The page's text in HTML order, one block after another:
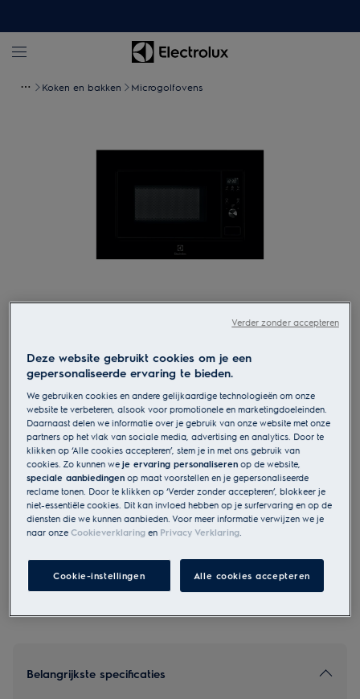
Koken en bakken Microgolfovens
LMS2203EMK
Microgolfoven Inbouw 700 W
€ 499,99
Veiligheidsinstructies en veiligheidswaarschuwingen volgens
EU-verordening 2023/988 staan vermeld in hoofdstuk 1 en 2
van de handleiding. Lees de volledige handleiding voor een
veilig gebruik van het product.
Belangrijkste specificaties
Deze website gebruikt cookies om je een
gepersonaliseerde ervaring te bieden.
We gebruiken cookies en andere gelijkaardige technologieën om onze
website te verbeteren, alsook voor promotionele en marketingdoeleinden.
Daarnaast delen we informatie over je gebruik van onze website met onze
partners op het vlak van sociale media, advertising en analytics. Door te
klikken op ‘Alle cookies accepteren’, stem je in met ons gebruik van
cookies. Zo kunnen weje ervaring personaliseren op de website,
speciale aanbiedingen op maat voorstellen en je gepersonaliseerde
reclame tonen. Door te klikken op ‘Verder zonder accepteren’, blokkeer je
niet-essentiële cookies. Dit kan invloed hebben op je surfervaring en op de
diensten die we kunnen aanbieden. Voor meer informatie verwijzen we je
naar onzeCookieverklaring en Privacy Verklaring
Cookie-instellingen Alle cookies accepteren
Verder zonder accepteren